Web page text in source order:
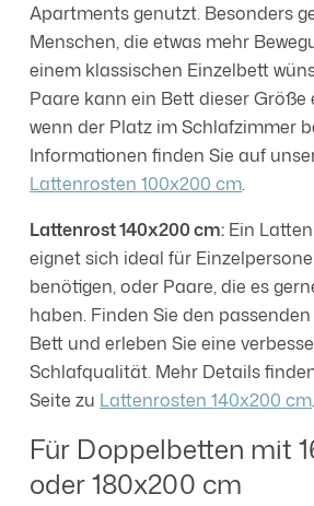
Apartments genutzt. Besonders
Menschen, die etwas mehr
einem klassischen Einzelbett
Paare kann ein Bett dieser Größe
wenn der Platz im Schlafzimmer
Informationen finden Sie auf
Lattenrosten 100x200 cm.
Lattenrost 140x200 cm: Ein
eignet sich ideal für
benötigen, oder Paare, die es
haben. Finden Sie den
Bett und erleben Sie eine
Schlafqualität. Mehr Details
Seite zu Lattenrosten 140x200 cm.
Für Doppelbetten mit
oder 180x200 cm